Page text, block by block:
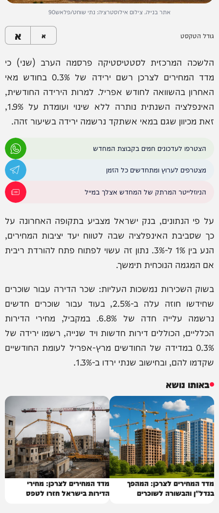
אתר בנייה. צילום אילוסטרציה: נתי שוחט/פלאש90
גודל הטקסט א א
הלשכה המרכזית לסטטיסטיקה פרסמה הערב (שני) כי
מדד המחירים לצרכן רשם ירידה של 0.3% בחודש מאי
האחרון בהשוואה לחודש אפריל. למרות הירידה החודשית,
האינפלציה השנתית נותרה ללא שינוי ועומדת על 1.9%,
זאת מכיוון שגם במאי אשתקד נרשמה ירידה בשיעור זהה.
הצטרפו לעדכונים חמים בקבוצת המחדש
מצטרפים לערוץ ומתחדשים כל הזמן
הניוזלייטר המרתק של המחדש אצלך במייל
על פי הנתונים, בנק ישראל מצביע בתקופה האחרונה על
כך שסביבת האינפלציה שבה לטווח יעד יציבות המחירים,
הנע בין 1% ל-3%. נתון זה עשוי לפתוח פתח להורדת ריבית
אם המגמה הנוכחית תימשך.
בשוק השכירות נמשכות העליות: שכר הדירה עבור שוכרים
שחידשו חוזה עלה ב-2.5%, בעוד עבור שוכרים חדשים
נרשמה עלייה חדה של 6.8%. במקביל, מחירי הדירות
הכלליים, הכוללים דירות חדשות ויד שנייה, רשמו ירידה של
0.3% במדידה של החודשים מרץ-אפריל לעומת החודשיים
שקדמו להם, ובחישוב שנתי ירדו ב-1.3%.
באותו נושא
מדד המחירים לצרכן: המהפך
בנדל"ן והבשורה לשוכרים
מדד המחירים לצרכן: מחירי
הדירות בישראל חזרו לטפס